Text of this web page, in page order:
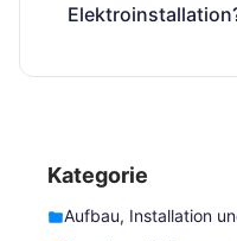
Kategorie
Aufbau, Installation